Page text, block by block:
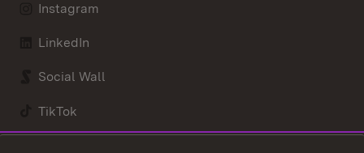
Instagram
LinkedIn
Social Wall
TikTok